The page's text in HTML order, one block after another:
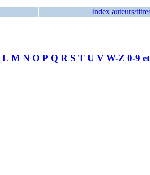
Index auteurs/
L M N O P Q R S T U V W-Z 0-9